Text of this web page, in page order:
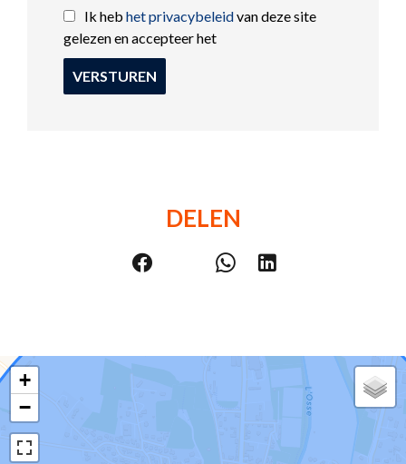
Ik heb het privacybeleidvan deze site
gelezen en accepteer het
VERSTUREN
DELEN
+
−